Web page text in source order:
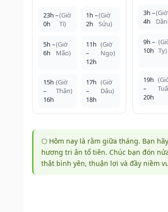
23h –
0h
(Giờ
Tí)
1h –
2h
(Giờ
Sửu)
5h –
6h
(Giờ
Mão)
11h
–
12h
(Giờ
Ngọ)
15h
–
16h
(Giờ
Thân)
17h
–
18h
(Giờ
Dậu)
3h –
4h
(Giờ
9h –
10h Tỵ)
19h
–
20h
🌕 Hôm nay là rằm giữa tháng. Bạn
hương tri ân tổ tiên. Chúc bạn đón
thật bình yên, thuận lợi và đầy niềm